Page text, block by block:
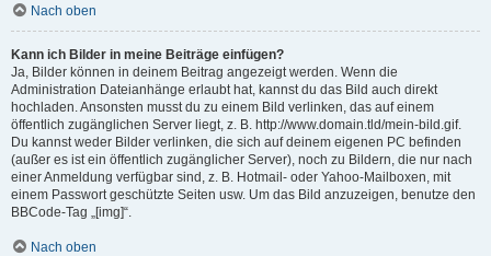
Nach oben
Kann ich Bilder in meine Beiträge einfügen?
Ja, Bilder können in deinem Beitrag angezeigt werden. Wenn die
Administration Dateianhänge erlaubt hat, kannst du das Bild auch direkt
hochladen. Ansonsten musst du zu einem Bild verlinken, das auf einem
öffentlich zugänglichen Server liegt, z. B. http://www.domain.tld/mein-bild.gif.
Du kannst weder Bilder verlinken, die sich auf deinem eigenen PC befinden
(außer es ist ein öffentlich zugänglicher Server), noch zu Bildern, die nur nach
einer Anmeldung verfügbar sind, z. B. Hotmail- oder Yahoo-Mailboxen, mit
einem Passwort geschützte Seiten usw. Um das Bild anzuzeigen, benutze den
BBCode-Tag „[img]“.
Nach oben